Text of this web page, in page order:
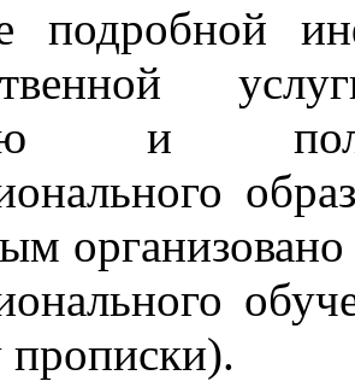
подробной
и
прописки).